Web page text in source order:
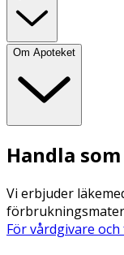
Om Apoteket
Handla
Vi erbjuder
För vårdgivare